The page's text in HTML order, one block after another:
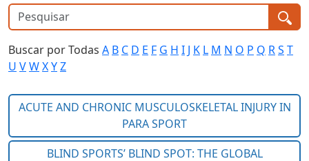
Buscar por Todas A B C D E F G H I J K L M N O P Q RS T
U VWXYZ